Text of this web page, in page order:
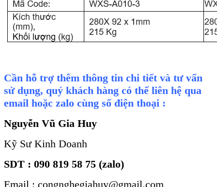
Cần hỗ trợ thêm thông tin chi tiết và tư vấn
sử dụng, quý khách hàng có thể liên hệ qua
email hoặc zalo cùng số điện thoại :
Nguyễn Vũ Gia Huy
Kỹ Sư Kinh Doanh
SDT : 090 819 58 75 (zalo)
Email : congnghegiahuy@gmail.com